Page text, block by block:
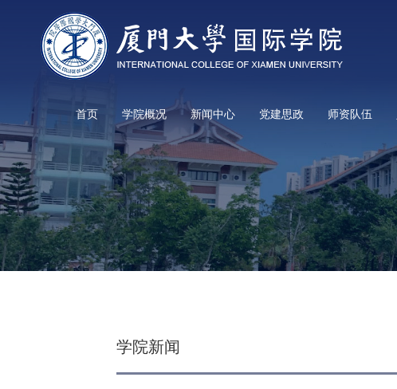
首页 学院概况 新闻中心 党建思政 师资队伍
学院新闻